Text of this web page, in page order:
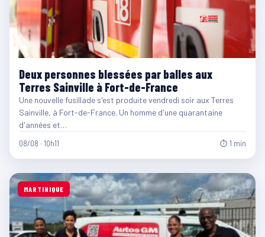
Deux personnes blessées par balles aux
Terres Sainville à Fort-de-France
Une nouvelle fusillade s'est produite vendredi soir aux Terres
Sainville, à Fort-de-France. Un homme d'une quarantaine
d'années et…
08/08 · 10h11 ⏱ 1 min
MARTINIQUE